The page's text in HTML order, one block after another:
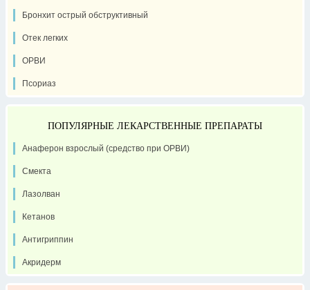
Бронхит острый обструктивный
Отек легких
ОРВИ
Псориаз
ПОПУЛЯРНЫЕ ЛЕКАРСТВЕННЫЕ ПРЕПАРАТЫ
Анаферон взрослый (средство при ОРВИ)
Смекта
Лазолван
Кетанов
Антигриппин
Акридерм